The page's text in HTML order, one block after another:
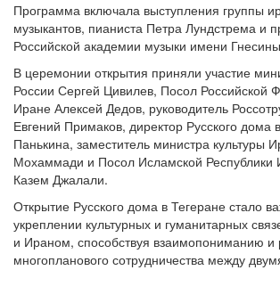
Программа включала выступления группы
музыкантов, пианиста Петра Лундстрема и
Российской академии музыки имени
В церемонии открытия приняли участие
России Сергей Цивилев, Посол Российской
Иране Алексей Дедов, руководитель
Евгений Примаков, директор Русского дома
Панькина, заместитель министра культуры
Мохаммади и Посол Исламской Республики
Казем Джалали.
Открытие Русского дома в Тегеране стало
укреплении культурных и гуманитарных
и Ираном, способствуя взаимопониманию и
многопланового сотрудничества между